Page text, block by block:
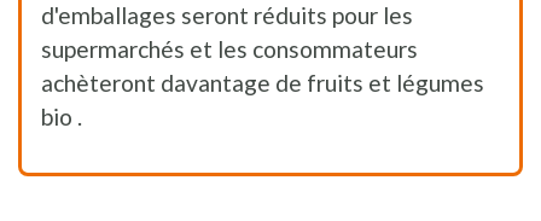
d'emballages seront réduits pour les
supermarchés et les consommateurs
achèteront davantage de fruits et légumes
bio .